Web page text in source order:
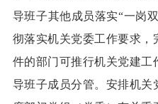
导班子其他成员落实“一岗
彻落实机关党委工作要求，
件的部门可推行机关党建工
导班子成员分管。安排机关